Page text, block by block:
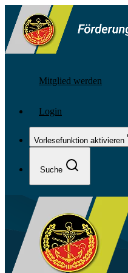
Mitglied werden
Login
Vorlesefunktion aktivieren
Suche